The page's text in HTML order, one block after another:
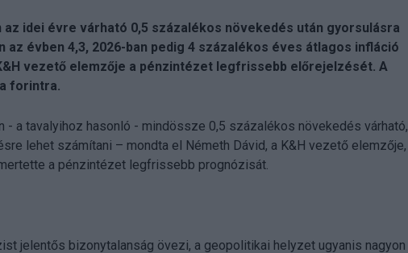
idei évre várható 0,5 százalékos növekedés után gyorsulásra
az évben 4,3, 2026-ban pedig 4 százalékos éves átlagos infláció
vezető elemzője a pénzintézet legfrissebb előrejelzését. A
forintra.
- a tavalyihoz hasonló - mindössze 0,5 százalékos növekedés várható,
lehet számítani – mondta el Németh Dávid, a K&H vezető elemzője,
a pénzintézet legfrissebb prognózisát.
jelentős bizonytalanság övezi, a geopolitikai helyzet ugyanis nagyon